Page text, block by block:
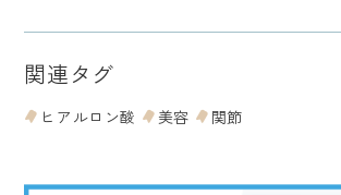
関連タグ
ヒアルロン酸 美容 関節